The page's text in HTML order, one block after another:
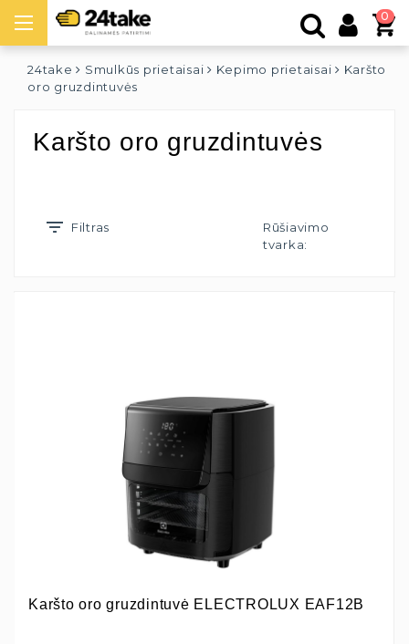
0
24take Smulkūs prietaisai Kepimo prietaisai
Karšto
oro gruzdintuvės
Karšto oro gruzdintuvės
Filtras
Rūšiavimo
tvarka:
Karšto oro gruzdintuvė ELECTROLUX EAF12B